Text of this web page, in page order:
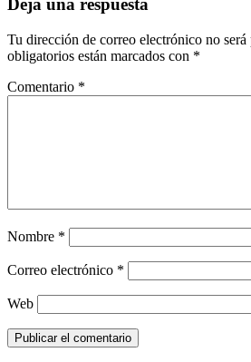
Deja una respuesta
Tu dirección de correo electrónico no será
obligatorios están marcados con *
Comentario *
Nombre *
Correo electrónico *
Web